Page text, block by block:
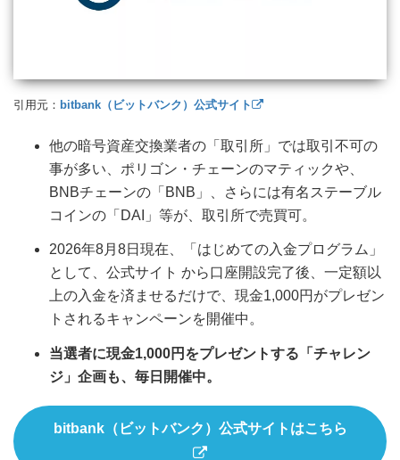
引用元： bitbank（ビットバンク）公式サイト
他の暗号資産交換業者の「取引所」では取引不可の
事が多い、ポリゴン・チェーンのマティックや、
BNBチェーンの「BNB」、さらには有名ステーブル
コインの「DAI」等が、取引所で売買可。
2026年8月8日現在、「はじめての入金プログラム」
として、公式サイト から口座開設完了後、一定額以
上の入金を済ませるだけで、現金1,000円がプレゼン
トされるキャンペーンを開催中。
当選者に現金1,000円をプレゼントする「チャレン
ジ」企画も、毎日開催中。
bitbank（ビットバンク）公式サイトはこちら